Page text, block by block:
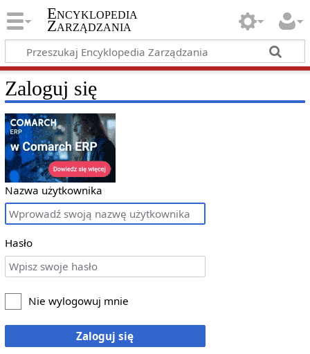
Encyklopedia
Zarządzania
Zaloguj się
Nazwa użytkownika
Hasło
Nie wylogowuj mnie
Zaloguj się